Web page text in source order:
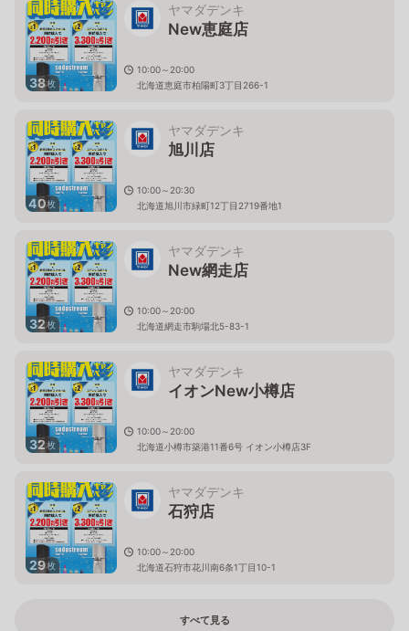
38枚
ヤマダデンキ
New恵庭店
10:00～20:00
北海道恵庭市柏陽町3丁目266-1
40枚
ヤマダデンキ
旭川店
10:00～20:30
北海道旭川市緑町12丁目2719番地1
32枚
ヤマダデンキ
New網走店
10:00～20:00
北海道網走市駒場北5-83-1
32枚
ヤマダデンキ
イオンNew小樽店
10:00～20:00
北海道小樽市築港11番6号 イオン小樽店3F
29枚
ヤマダデンキ
石狩店
10:00～20:00
北海道石狩市花川南6条1丁目10-1
すべて見る